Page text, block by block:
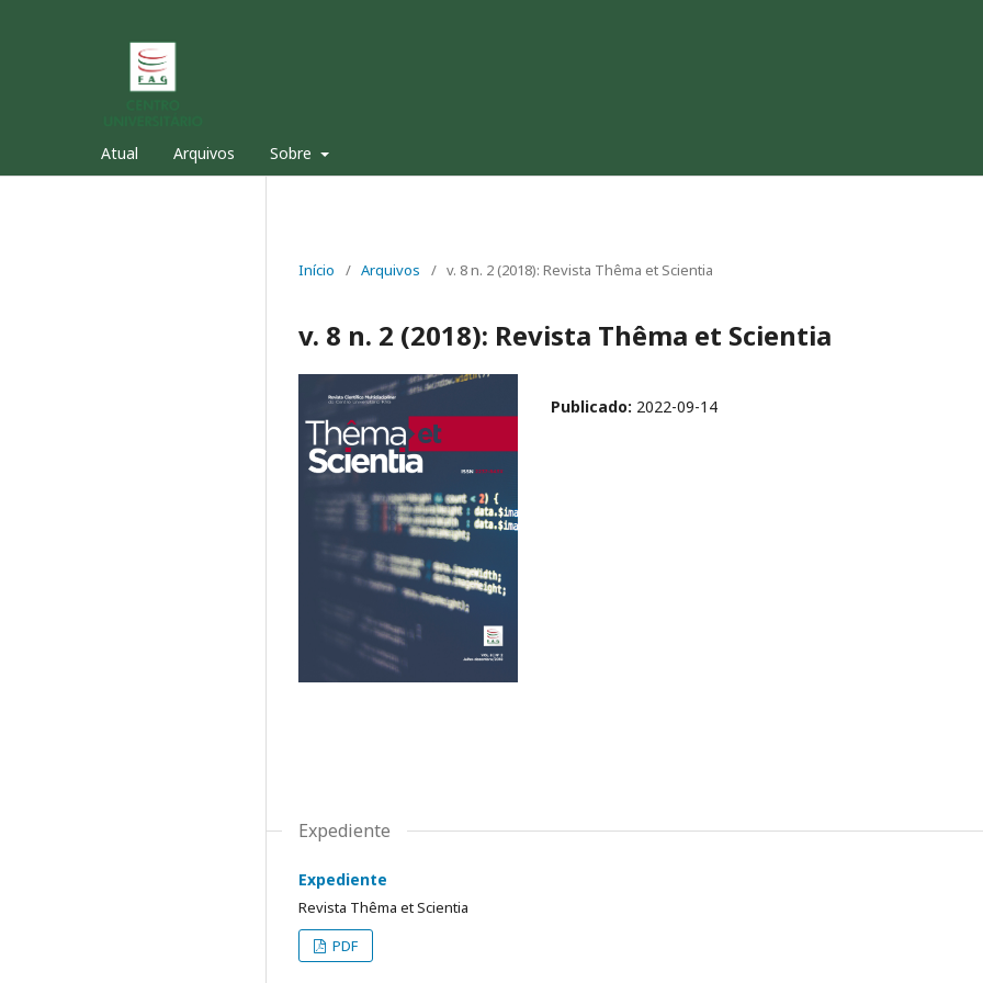
Atual Arquivos Sobre
Início / Arquivos / v. 8 n. 2 (2018): Revista Thêma et Scientia
v. 8 n. 2 (2018): Revista Thêma et Scientia
Publicado: 2022-09-14
Expediente
Expediente
Revista Thêma et Scientia
PDF